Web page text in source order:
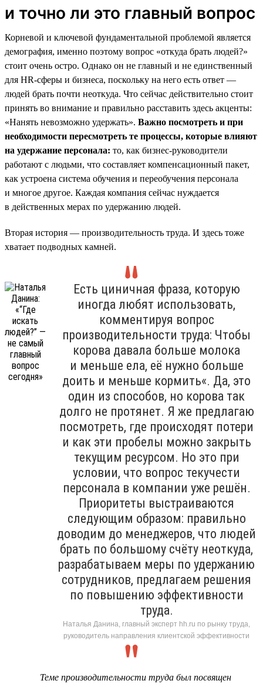
и точно ли это главный вопрос
Корневой и ключевой фундаментальной проблемой является
демография, именно поэтому вопрос «откуда брать людей?»
стоит очень остро. Однако он не главный и не единственный
для HR-сферы и бизнеса, поскольку на него есть ответ —
людей брать почти неоткуда. Что сейчас действительно стоит
принять во внимание и правильно расставить здесь акценты:
«Нанять невозможно удержать». Важно посмотреть и при
необходимости пересмотреть те процессы, которые влияют
на удержание персонала: то, как бизнес-руководители
работают с людьми, что составляет компенсационный пакет,
как устроена система обучения и переобучения персонала
и многое другое. Каждая компания сейчас нуждается
в действенных мерах по удержанию людей.
Вторая история — производительность труда. И здесь тоже
хватает подводных камней.
Есть циничная фраза, которую
иногда любят использовать,
комментируя вопрос
производительности труда: Чтобы
корова давала больше молока
и меньше ела, её нужно больше
доить и меньше кормить«. Да, это
один из способов, но корова так
долго не протянет. Я же предлагаю
посмотреть, где происходят потери
и как эти пробелы можно закрыть
текущим ресурсом. Но это при
условии, что вопрос текучести
персонала в компании уже решён.
Приоритеты выстраиваются
следующим образом: правильно
доводим до менеджеров, что людей
брать по большому счёту неоткуда,
разрабатываем меры по удержанию
сотрудников, предлагаем решения
по повышению эффективности
труда.
Наталья Данина, главный эксперт hh.ru по рынку труда,
руководитель направления клиентской эффективности
Теме производительности труда был посвящен